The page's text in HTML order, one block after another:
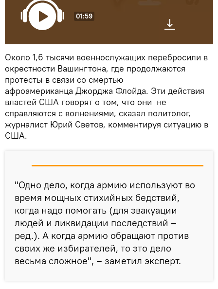
01:59
Около 1,6 тысячи военнослужащих перебросили в
окрестности Вашингтона, где продолжаются
протесты в связи со смертью
афроамериканца Джорджа Флойда. Эти действия
властей США говорят о том, что они не
справляются с волнениями, сказал политолог,
журналист Юрий Светов, комментируя ситуацию в
США.
"Одно дело, когда армию используют во
время мощных стихийных бедствий,
когда надо помогать (для эвакуации
людей и ликвидации последствий –
ред.). А когда армию обращают против
своих же избирателей, то это дело
весьма сложное", – заметил эксперт.